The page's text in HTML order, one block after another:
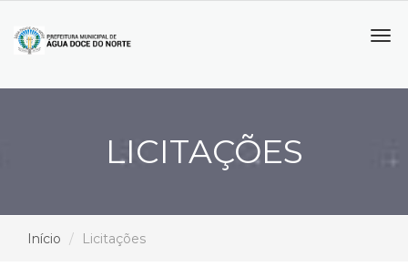
LICITAÇÕES
Início Licitações